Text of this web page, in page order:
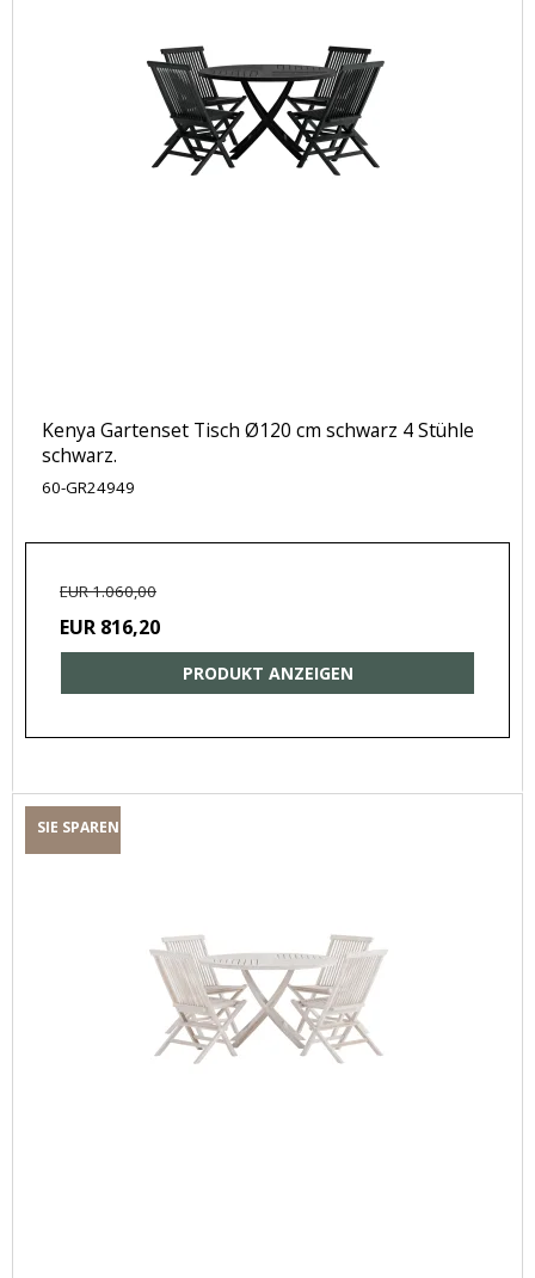
Kenya Gartenset Tisch Ø120 cm schwarz 4 Stühle
schwarz.
60-GR24949
EUR 1.060,00
EUR 816,20
PRODUKT ANZEIGEN
SIE SPAREN